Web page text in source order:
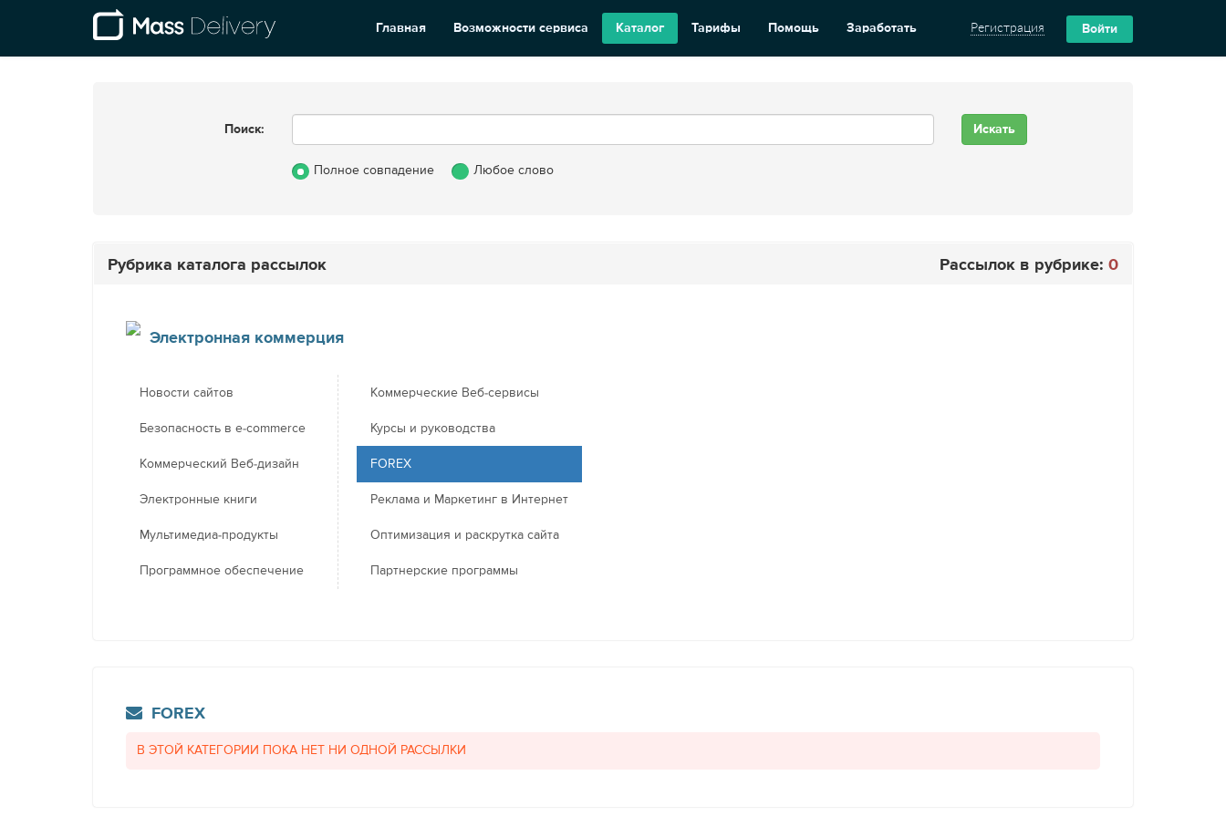
Главная Возможности сервиса Каталог Тарифы Помощь Заработать Регистрация Войти
Поиск:
Полное совпадение Любое слово
Рубрика каталога рассылок Рассылок в рубрике: 0
Электронная коммерция
Новости сайтов
Безопасность в e-commerce
Коммерческий Веб-дизайн
Электронные книги
Мультимедиа-продукты
Программное обеспечение
Коммерческие Веб-сервисы
Курсы и руководства
FOREX
Реклама и Маркетинг в Интернет
Оптимизация и раскрутка сайта
Партнерские программы
FOREX
В ЭТОЙ КАТЕГОРИИ ПОКА НЕТ НИ ОДНОЙ РАССЫЛКИ